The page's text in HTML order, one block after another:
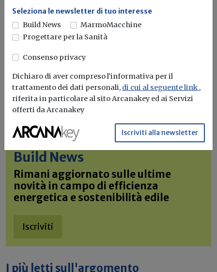
Iscriviti alla newsletter di
Build News
Rimani aggiornato sulle ultime
novità in campo di efficienza
energetica e sostenibilità edile
Iscriviti
I più letti sull'argomento
Seleziona le newsletter di tuo interesse
Build News
MarmoMacchine
Progettare per la Sanità
Consenso privacy
Dichiaro di aver compreso l'informativa per il
trattamento dei dati personali, di cui al seguente link ,
riferita in particolare al sito Arcanakey ed ai Servizi
offerti da Arcanakey
Iscriviti alla newsletter